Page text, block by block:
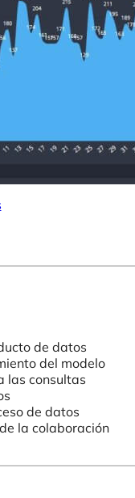
de datos
del modelo
las consultas
de datos
la colaboración